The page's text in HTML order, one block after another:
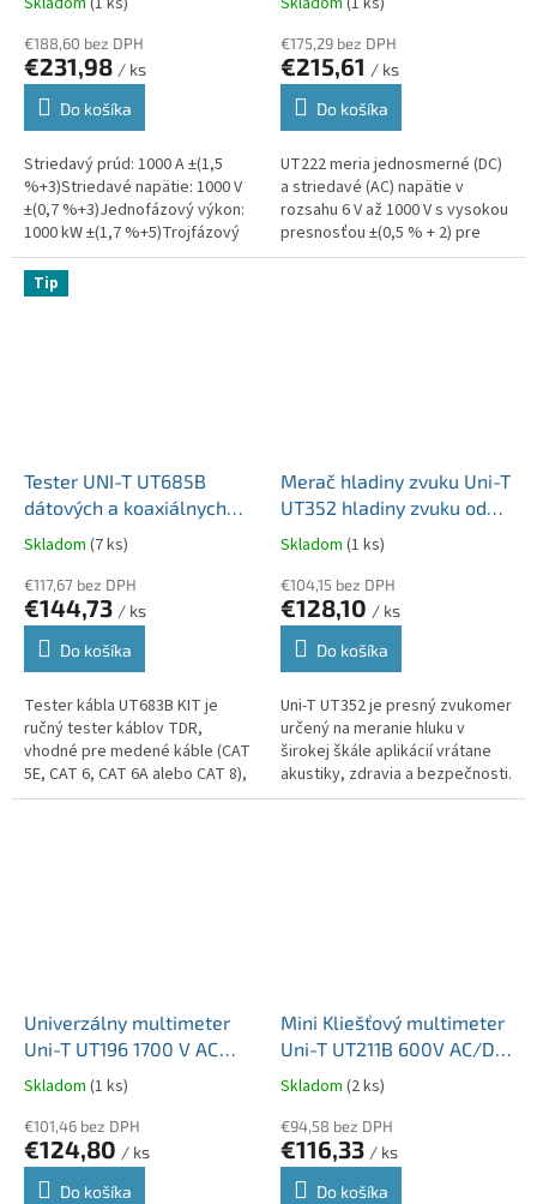
MIE0542 Bluetooth
komunikácia
€188,60 bez DPH
€231,98 / ks
Do košíka
Striedavý prúd: 1000 A ±(1,5
%+3)Striedavé napätie: 1000 V
±(0,7 %+3)Jednofázový výkon:
1000 kW ±(1,7 %+5)Trojfázový
výkon (3-vodičový) 1732 kW
±(1,7 %+5)Trojfázový výkon...
MIE0182
€175,29 bez DPH
€215,61 / ks
Do košíka
UT222 meria jednosmerné (DC)
a striedavé (AC) napätie v
rozsahu 6 V až 1000 V s vysokou
presnosťou ±(0,5 % + 2) pre
jednosmerné napätie a ±(1 % +
Tip
Tester UNI-T UT685B
dátových a koaxiálnych
káblov CAT5E, CAT6,
CAT6A alebo CAT8
MIE0528
Skladom (7 ks)
€117,67 bez DPH
€144,73 / ks
Do košíka
Tester kábla UT683B KIT je
ručný tester káblov TDR,
vhodné pre medené káble (CAT
5E, CAT 6, CAT 6A alebo CAT 8),
ktorý sa používa na detekciu a
Merač hladiny zvuku Uni-T
UT352 hladiny zvuku od
30 do 130dB MIE0129
Skladom (1 ks)
€104,15 bez DPH
€128,10 / ks
Do košíka
Uni-T UT352 je presný zvukomer
určený na meranie hluku v
širokej škále aplikácií vrátane
akustiky, zdravia a bezpečnosti.
Vďaka svojej vysokej citlivosti a
Univerzálny multimeter
Uni-T UT196 1700 V AC
1500 V DC Solar PRO
MIE0468
Skladom (1 ks)
€101,46 bez DPH
€124,80 / ks
Do košíka
Mini Kliešťový multimeter
Uni-T UT211B 600V AC/DC
60A True RMS Auto
prepínanie MIE0491
Skladom (2 ks)
€94,58 bez DPH
€116,33 / ks
Do košíka